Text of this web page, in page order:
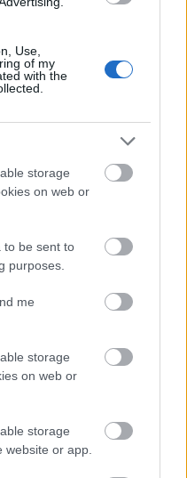
Use,
of my
with the
storage
on web or
to be sent to
purposes.
me
storage
on web or
storage
website or app.
JÓZSEFNEK - 2006
KUKAC PÉTER
PORTRÉ